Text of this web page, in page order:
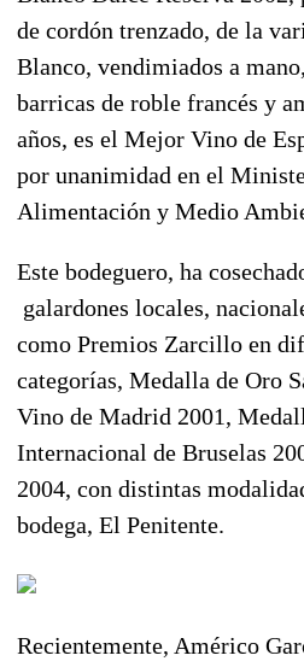
de cordón trenzado, de la
Blanco, vendimiados a
barricas de roble francés y
años, es el Mejor Vino de
por unanimidad en el
Alimentación y Medio
Este bodeguero, ha
galardones locales,
como Premios Zarcillo en
categorías, Medalla de Oro
Vino de Madrid 2001,
Internacional de Bruselas
2004, con distintas
bodega, El Penitente.
Recientemente, Américo